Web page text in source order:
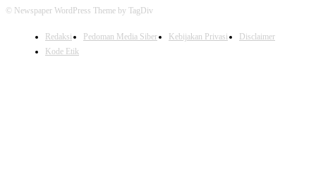
© Newspaper WordPress Theme by TagDiv
Redaksi Pedoman Media Siber Kebijakan Privasi
Disclaimer
Kode Etik